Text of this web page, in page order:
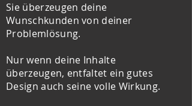
Sie überzeugen deine
Wunschkunden von deiner
Problemlösung.
Nur wenn deine Inhalte
überzeugen, entfaltet ein gutes
Design auch seine volle Wirkung.